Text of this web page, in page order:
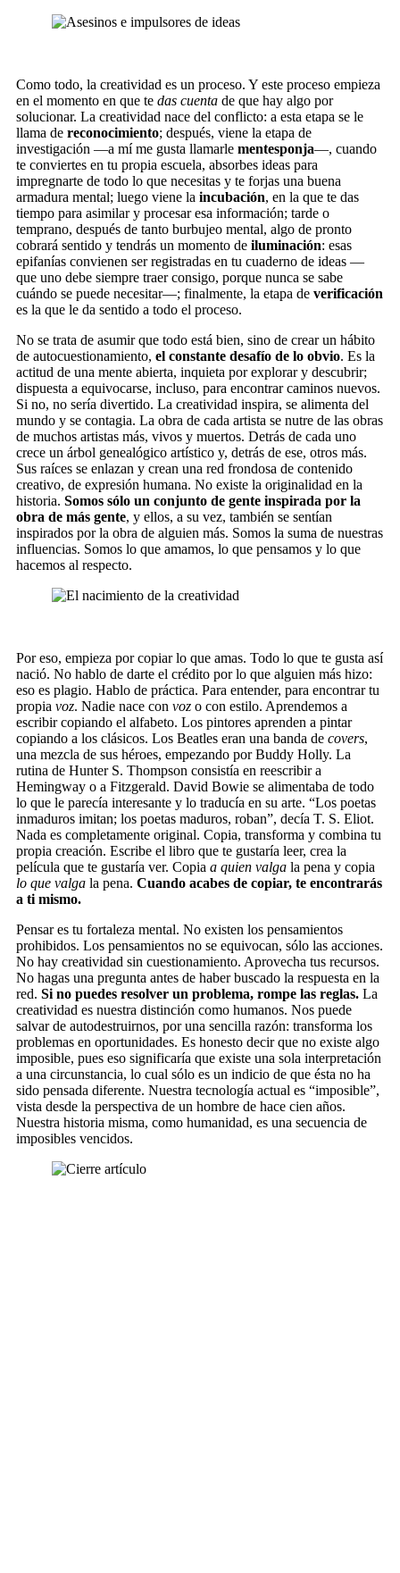
Como todo, la creatividad es un proceso. Y este proceso empieza
en el momento en que te das cuenta de que hay algo por
solucionar. La creatividad nace del conflicto: a esta etapa se le
llama de reconocimiento; después, viene la etapa de
investigación —a mí me gusta llamarle mentesponja—, cuando
te conviertes en tu propia escuela, absorbes ideas para
impregnarte de todo lo que necesitas y te forjas una buena
armadura mental; luego viene la incubación, en la que te das
tiempo para asimilar y procesar esa información; tarde o
temprano, después de tanto burbujeo mental, algo de pronto
cobrará sentido y tendrás un momento de iluminación: esas
epifanías convienen ser registradas en tu cuaderno de ideas —
que uno debe siempre traer consigo, porque nunca se sabe
cuándo se puede necesitar—; finalmente, la etapa de verificación
es la que le da sentido a todo el proceso.
No se trata de asumir que todo está bien, sino de crear un hábito
de autocuestionamiento, el constante desafío de lo obvio. Es la
actitud de una mente abierta, inquieta por explorar y descubrir;
dispuesta a equivocarse, incluso, para encontrar caminos nuevos.
Si no, no sería divertido. La creatividad inspira, se alimenta del
mundo y se contagia. La obra de cada artista se nutre de las obras
de muchos artistas más, vivos y muertos. Detrás de cada uno
crece un árbol genealógico artístico y, detrás de ese, otros más.
Sus raíces se enlazan y crean una red frondosa de contenido
creativo, de expresión humana. No existe la originalidad en la
historia. Somos sólo un conjunto de gente inspirada por la
obra de más gente, y ellos, a su vez, también se sentían
inspirados por la obra de alguien más. Somos la suma de nuestras
influencias. Somos lo que amamos, lo que pensamos y lo que
hacemos al respecto.
Por eso, empieza por copiar lo que amas. Todo lo que te gusta así
nació. No hablo de darte el crédito por lo que alguien más hizo:
eso es plagio. Hablo de práctica. Para entender, para encontrar tu
propia voz. Nadie nace con voz o con estilo. Aprendemos a
escribir copiando el alfabeto. Los pintores aprenden a pintar
copiando a los clásicos. Los Beatles eran una banda de covers,
una mezcla de sus héroes, empezando por Buddy Holly. La
rutina de Hunter S. Thompson consistía en reescribir a
Hemingway o a Fitzgerald. David Bowie se alimentaba de todo
lo que le parecía interesante y lo traducía en su arte. “Los poetas
inmaduros imitan; los poetas maduros, roban”, decía T. S. Eliot.
Nada es completamente original. Copia, transforma y combina tu
propia creación. Escribe el libro que te gustaría leer, crea la
película que te gustaría ver. Copia a quien valga la pena y copia
lo que valga la pena. Cuando acabes de copiar, te encontrarás
a ti mismo.
Pensar es tu fortaleza mental. No existen los pensamientos
prohibidos. Los pensamientos no se equivocan, sólo las acciones.
No hay creatividad sin cuestionamiento. Aprovecha tus recursos.
No hagas una pregunta antes de haber buscado la respuesta en la
red. Si no puedes resolver un problema, rompe las reglas. La
creatividad es nuestra distinción como humanos. Nos puede
salvar de autodestruirnos, por una sencilla razón: transforma los
problemas en oportunidades. Es honesto decir que no existe algo
imposible, pues eso significaría que existe una sola interpretación
a una circunstancia, lo cual sólo es un indicio de que ésta no ha
sido pensada diferente. Nuestra tecnología actual es “imposible”,
vista desde la perspectiva de un hombre de hace cien años.
Nuestra historia misma, como humanidad, es una secuencia de
imposibles vencidos.